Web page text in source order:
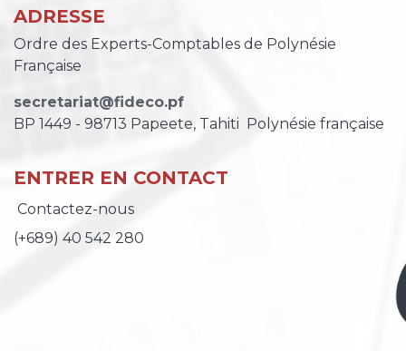
ADRESSE
Ordre des Experts-Comptables de Polynésie
Française
secretariat@fideco.pf
BP 1449 - 98713 Papeete, Tahiti Polynésie française
ENTRER EN CONTACT
Contactez-nous
(+689) 40 542 280